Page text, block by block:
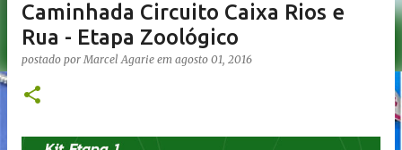
Caminhada Circuito Caixa Rios e
Rua - Etapa Zoológico
postado porMarcel Agarie em agosto 01, 2016